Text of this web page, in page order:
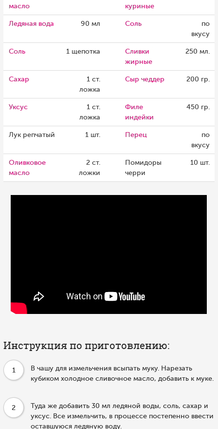
масло куриные
Ледяная вода 90 мл Соль
по
вкусу
Соль 1 щепотка
Сливки
жирные
250 мл.
Сахар
1 ст.
ложка
Сыр чеддер 200 гр.
Уксус
1 ст.
ложка
Филе
индейки
450 гр.
Лук репчатый 1 шт. Перец
по
вкусу
Оливковое
масло
2 ст.
ложки
Помидоры
черри
10 шт.
Инструкция по приготовлению:
1
В чашу для измельчения всыпать муку. Нарезать
кубиком холодное сливочное масло, добавить к муке.
2
Туда же добавить 30 мл ледяной воды, соль, сахар и
уксус. Все измельчить, в процессе постепенно ввести
оставшуюся ледяную воду.